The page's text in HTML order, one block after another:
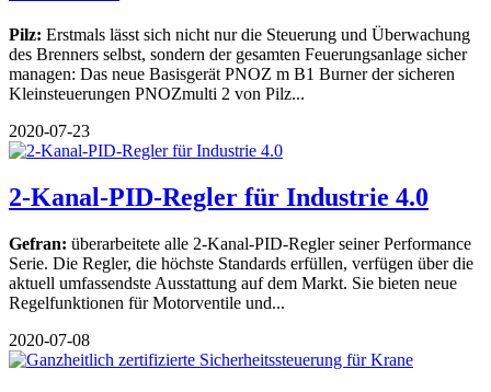
Pilz: Erstmals lässt sich nicht nur die Steuerung und Überwachung
des Brenners selbst, sondern der gesamten Feuerungsanlage sicher
managen: Das neue Basisgerät PNOZ m B1 Burner der sicheren
Kleinsteuerungen PNOZmulti 2 von Pilz...
2020-07-23
2-Kanal-PID-Regler für Industrie 4.0
Gefran: überarbeitete alle 2-Kanal-PID-Regler seiner Performance
Serie. Die Regler, die höchste Standards erfüllen, verfügen über die
aktuell umfassendste Ausstattung auf dem Markt. Sie bieten neue
Regelfunktionen für Motorventile und...
2020-07-08